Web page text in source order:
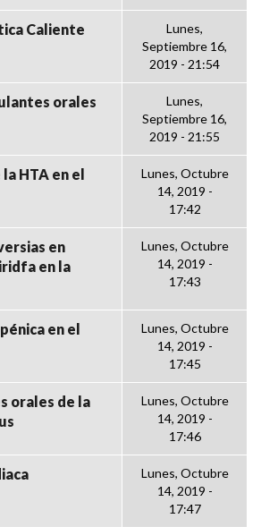
Caliente
Lunes,
Septiembre 16,
2019 - 21:54
orales
Lunes,
Septiembre 16,
2019 - 21:55
HTA en el
Lunes, Octubre
14, 2019 -
17:42
en
en la
Lunes, Octubre
14, 2019 -
17:43
en el
Lunes, Octubre
14, 2019 -
17:45
orales de la
Lunes, Octubre
14, 2019 -
17:46
Lunes, Octubre
14, 2019 -
17:47